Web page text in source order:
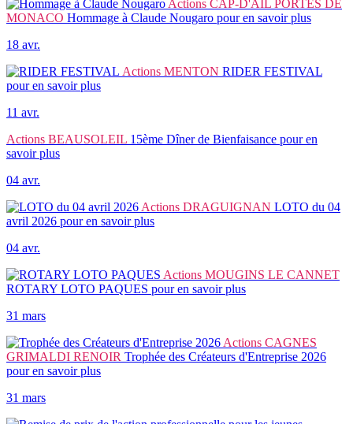
Actions CAP-D'AIL PORTES DE
MONACO Hommage à Claude Nougaro pour en savoir plus
18 avr.
Actions MENTON RIDER FESTIVAL
pour en savoir plus
11 avr.
Actions BEAUSOLEIL 15ème Dîner de Bienfaisance pour en
savoir plus
04 avr.
Actions DRAGUIGNAN LOTO du 04
avril 2026 pour en savoir plus
04 avr.
Actions MOUGINS LE CANNET
ROTARY LOTO PAQUES pour en savoir plus
31 mars
Actions CAGNES
GRIMALDI RENOIR Trophée des Créateurs d'Entreprise 2026
pour en savoir plus
31 mars